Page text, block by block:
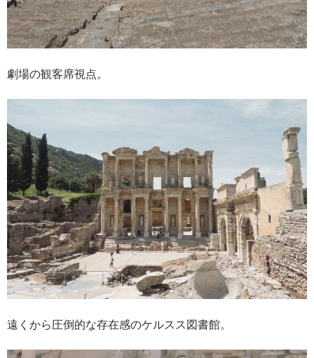
劇場の観客席視点。
遠くから圧倒的な存在感のケルスス図書館。